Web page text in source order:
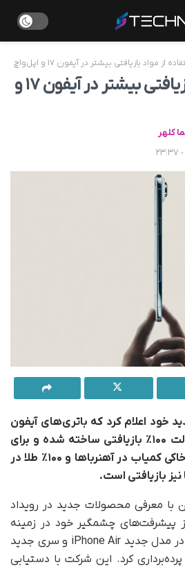
از مواد بازیافتی بیشتر در آیفون ۱۷ و اپل‌واچ
استفاده از مواد بازیافتی بیشتر در آیفون ۱۷ و
کلهر
خود اعلام کرد که باتری‌های آیفون
۱۷ و اپل واچ جدید با کبالت ۱۰۰٪ بازیافتی ساخته شده و برای
اولین بار، ۷۵٪ از عناصر خاکی کمیاب در آهنرباها و ۱۰۰٪ طلا در
بازیافتی است.
با معرفی محصولات جدید در رویداد
پیشرفت‌های چشمگیر خود در زمینه
استفاده از مواد بازیافتی در مدل جدید iPhone Air و سری جدید
کرد. این شرکت با دستیابی